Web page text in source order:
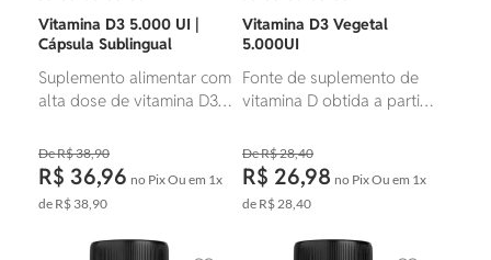
Vitamina D3 5.000 UI |
Cápsula Sublingual
Suplemento alimentar com
alta dose de vitamina D3,
dos ossos, sistema
imunológico e regulação
hormonal.
R$ 38,90
R$ 36,96 no PixOu em 1x
de R$ 38,90
Vitamina D3 Vegetal
5.000UI
Fonte de suplemento de
vitamina D obtida a partir
indicada para suprir as
necessidades diárias
desse nutriente essencial.
R$ 28,40
R$ 26,98 no PixOu em 1x
de R$ 28,40